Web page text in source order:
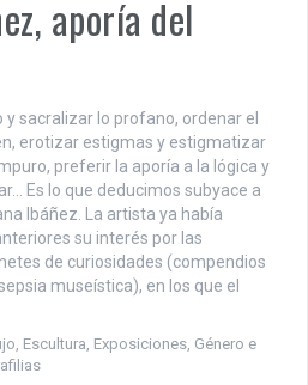
aporía del
y sacralizar lo profano, ordenar el
erotizar estigmas y estigmatizar
preferir la aporía a la lógica y
Es lo que deducimos subyace a
Ibáñez. La artista ya había
su interés por las
de curiosidades (compendios
museística), en los que el
, Escultura, Exposiciones, Género e